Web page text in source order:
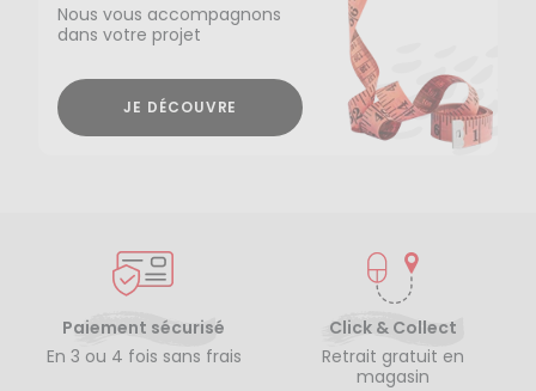
Nous vous accompagnons
dans votre projet
JE DÉCOUVRE
Paiement sécurisé
En 3 ou 4 fois sans frais
Click & Collect
Retrait gratuit en
magasin